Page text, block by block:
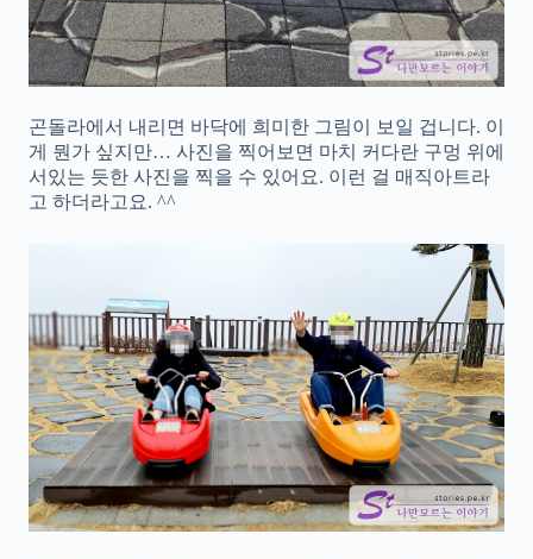
곤돌라에서 내리면 바닥에 희미한 그림이 보일 겁니다. 이
게 뭔가 싶지만… 사진을 찍어보면 마치 커다란 구멍 위에
서있는 듯한 사진을 찍을 수 있어요. 이런 걸 매직아트라
고 하더라고요. ^^